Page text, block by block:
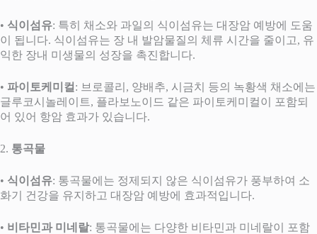
• 식이섬유: 특히 채소와 과일의 식이섬유는 대장암 예방에 도움
이 됩니다. 식이섬유는 장 내 발암물질의 체류 시간을 줄이고, 유
익한 장내 미생물의 성장을 촉진합니다.
• 파이토케미컬 : 브로콜리, 양배추, 시금치 등의 녹황색 채소에는
글루코시놀레이트, 플라보노이드 같은 파이토케미컬이 포함되
어 있어 항암 효과가 있습니다.
2. 통곡물
• 식이섬유: 통곡물에는 정제되지 않은 식이섬유가 풍부하여 소
화기 건강을 유지하고 대장암 예방에 효과적입니다.
• 비타민과 미네랄: 통곡물에는 다양한 비타민과 미네랄이 포함